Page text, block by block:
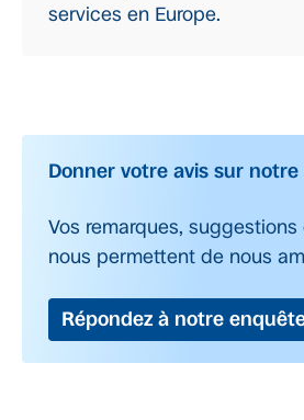
services en Europe.
Donner votre avis sur notre
Vos remarques,
nous permettent de nous
Répondez à notre